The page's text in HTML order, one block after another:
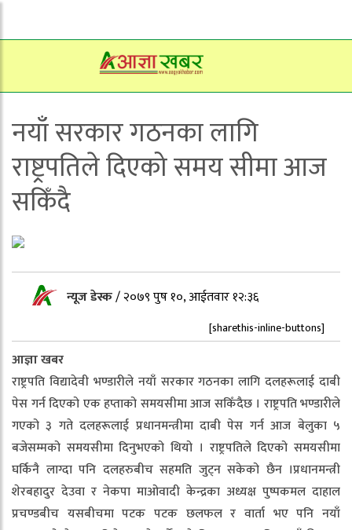
नयाँ सरकार गठनका लागि
राष्ट्रपतिले दिएको समय सीमा आज
सकिँदै
न्यूज डेस्क/२०७९ पुष १०, आईतवार १२:३६
[sharethis-inline-buttons]
आज्ञा खबर
राष्ट्रपति विद्यादेवी भण्डारीले नयाँ सरकार गठनका लागि दलहरूलाई दाबी
पेस गर्न दिएको एक हप्ताको समयसीमा आज सकिँदैछ । राष्ट्रपति भण्डारीले
गएको ३ गते दलहरूलाई प्रधानमन्त्रीमा दाबी पेस गर्न आज बेलुका ५
बजेसम्मको समयसीमा दिनुभएको थियो । राष्ट्रपतिले दिएको समयसीमा
घर्किनै लाग्दा पनि दलहरुबीच सहमति जुट्न सकेको छैन ।प्रधानमन्त्री
शेरबहादुर देउवा र नेकपा माओवादी केन्द्रका अध्यक्ष पुष्पकमल दाहाल
प्रचण्डबीच यसबीचमा पटक पटक छलफल र वार्ता भए पनि नयाँ